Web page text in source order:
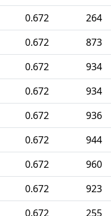
0.672 264
0.672 873
0.672 934
0.672 934
0.672 936
0.672 944
0.672 960
0.672 923
0.672 255